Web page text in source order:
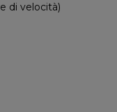
di velocità)